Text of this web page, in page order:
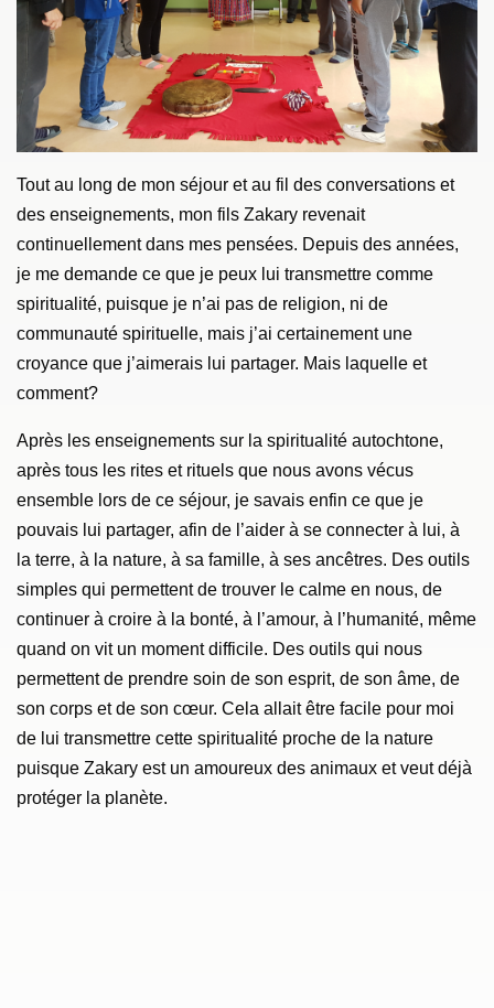
Tout au long de mon séjour et au fil des conversations et
des enseignements, mon fils Zakary revenait
continuellement dans mes pensées. Depuis des années,
je me demande ce que je peux lui transmettre comme
spiritualité, puisque je n’ai pas de religion, ni de
communauté spirituelle, mais j’ai certainement une
croyance que j’aimerais lui partager. Mais laquelle et
comment?
Après les enseignements sur la spiritualité autochtone,
après tous les rites et rituels que nous avons vécus
ensemble lors de ce séjour, je savais enfin ce que je
pouvais lui partager, afin de l’aider à se connecter à lui, à
la terre, à la nature, à sa famille, à ses ancêtres. Des outils
simples qui permettent de trouver le calme en nous, de
continuer à croire à la bonté, à l’amour, à l’humanité, même
quand on vit un moment difficile. Des outils qui nous
permettent de prendre soin de son esprit, de son âme, de
son corps et de son cœur. Cela allait être facile pour moi
de lui transmettre cette spiritualité proche de la nature
puisque Zakary est un amoureux des animaux et veut déjà
protéger la planète.